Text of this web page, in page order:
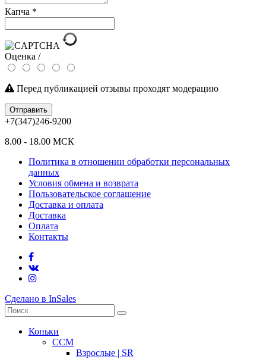
Капча *
Оценка /
Перед публикацией отзывы проходят модерацию
Отправить
+7(347)246-9200
8.00 - 18.00 МСК
Политика в отношении обработки персональных
данных
Условия обмена и возврата
Пользовательское соглашение
Доставка и оплата
Доставка
Оплата
Контакты
Сделано в InSales
Коньки
CCM
Взрослые | SR